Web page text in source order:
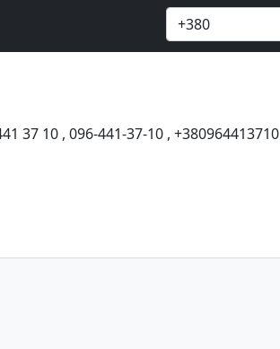
37 10 , 096-441-37-10 , +380964413710